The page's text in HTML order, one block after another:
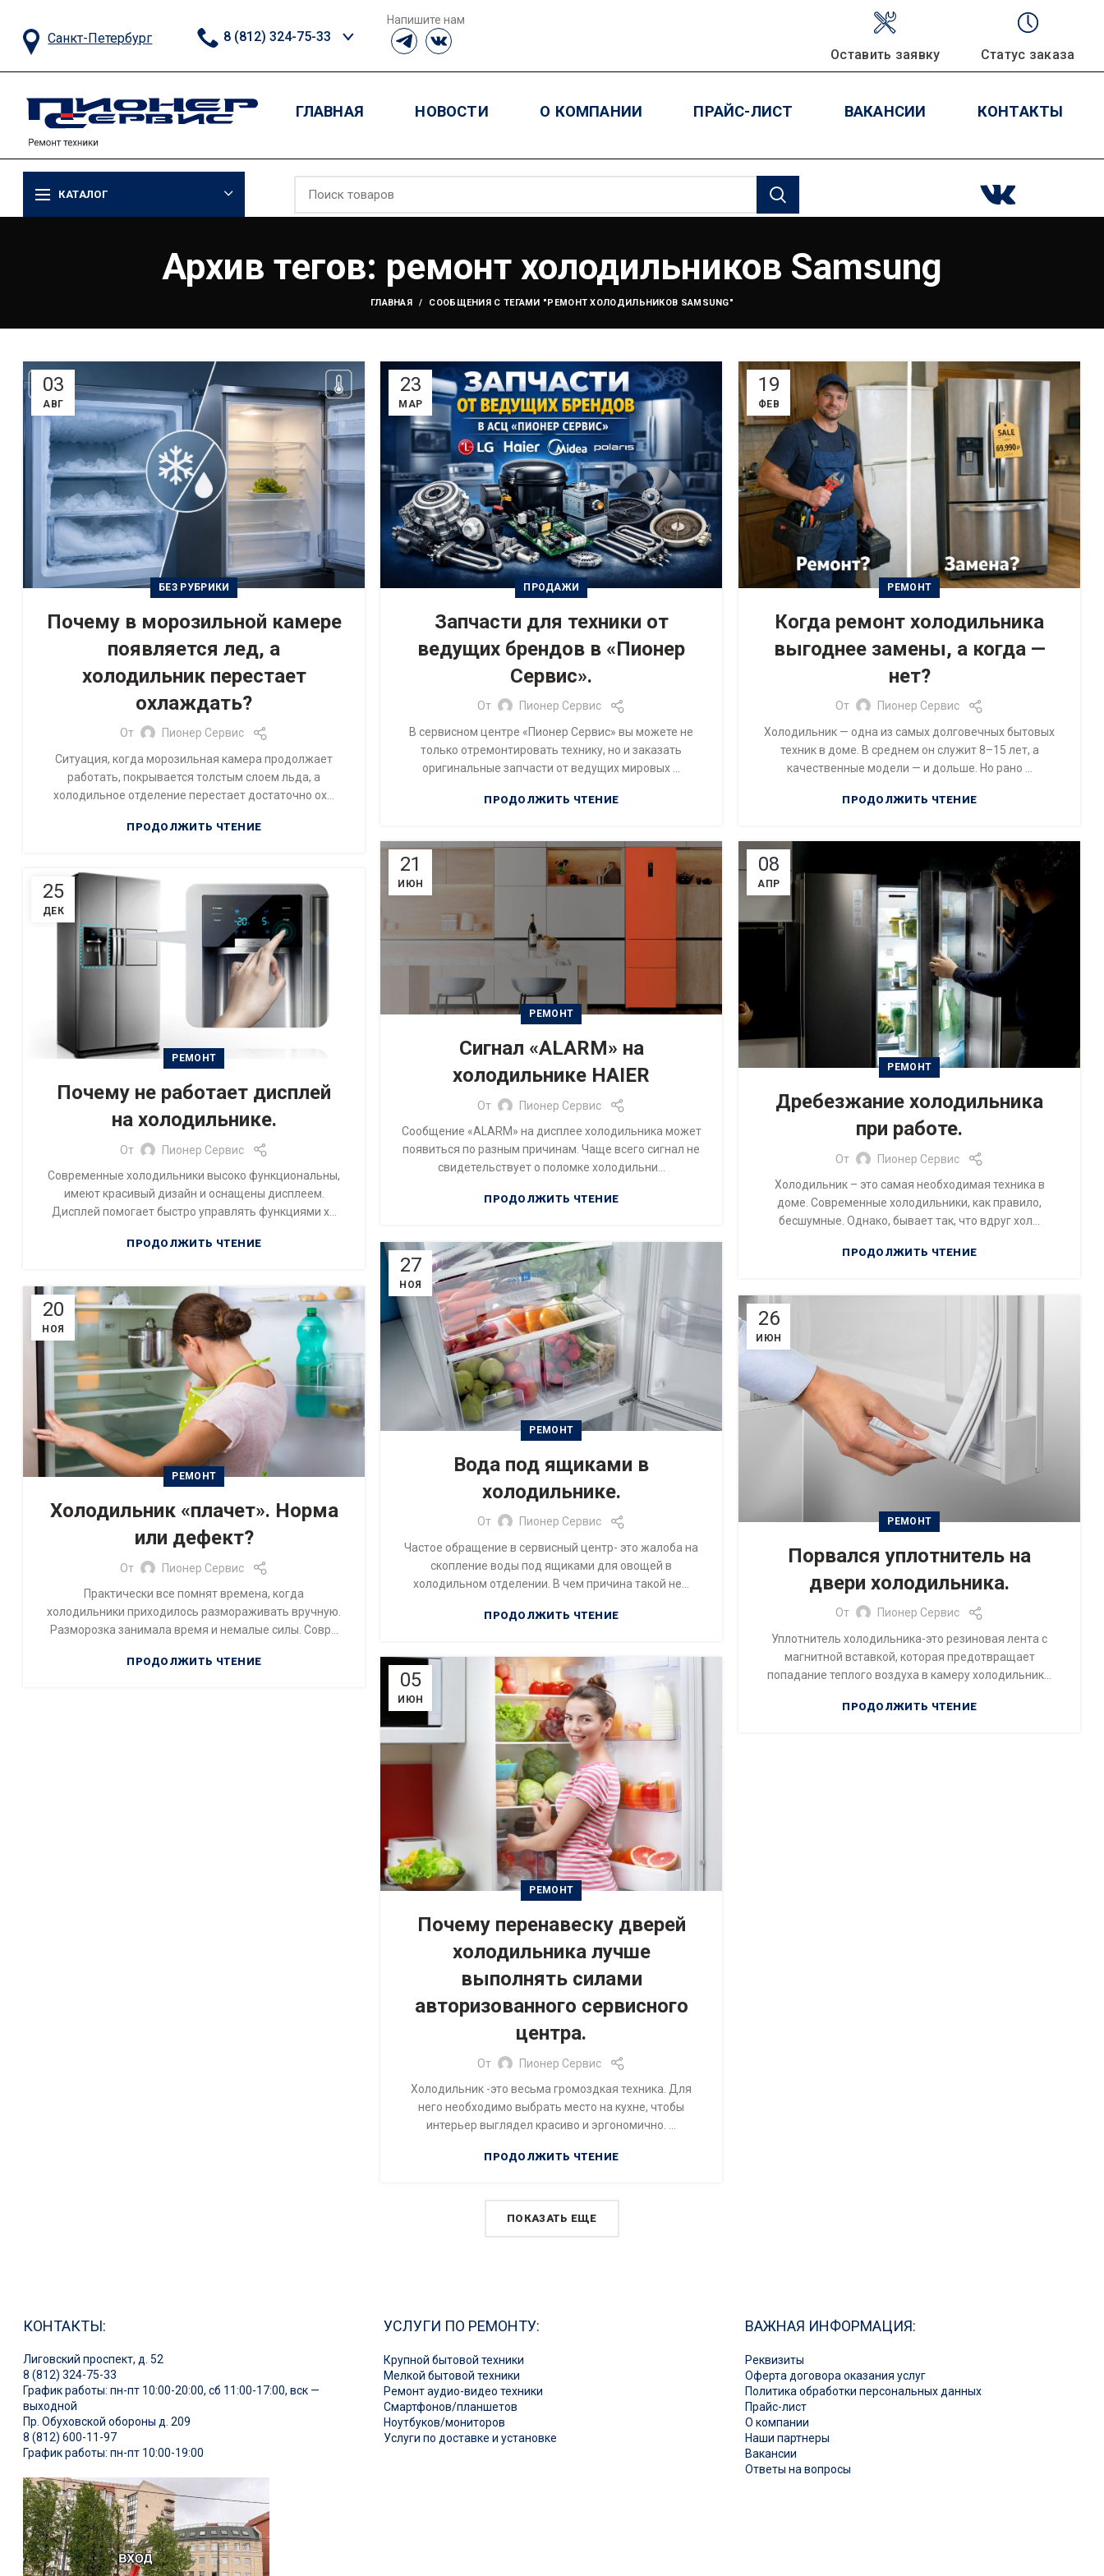
Санкт-Петербург 8 (812) 324-75-33
Напишите нам
Оставить заявку Статус заказа
ГЛАВНАЯ НОВОСТИ О КОМПАНИИ ПРАЙС-ЛИСТ ВАКАНСИИ КОНТАКТЫ
КАТАЛОГ
Архив тегов: ремонт холодильников Samsung
ГЛАВНАЯ СООБЩЕНИЯ С ТЕГАМИ "РЕМОНТ ХОЛОДИЛЬНИКОВ SAMSUNG"
03
АВГ
БЕЗ РУБРИКИ
Почему в морозильной камере
появляется лед, а
холодильник перестает
охлаждать?
От
Пионер Сервис
Ситуация, когда морозильная камера продолжает
работать, покрывается толстым слоем льда, а
холодильное отделение перестает достаточно ох...
ПРОДОЛЖИТЬ ЧТЕНИЕ
23
МАР
ПРОДАЖИ
Запчасти для техники от
ведущих брендов в «Пионер
Сервис».
От
Пионер Сервис
В сервисном центре «Пионер Сервис» вы можете не
только отремонтировать технику, но и заказать
оригинальные запчасти от ведущих мировых ...
ПРОДОЛЖИТЬ ЧТЕНИЕ
19
ФЕВ
РЕМОНТ
Когда ремонт холодильника
выгоднее замены, а когда —
нет?
От
Пионер Сервис
Холодильник — одна из самых долговечных бытовых
техник в доме. В среднем он служит 8–15 лет, а
качественные модели — и дольше. Но рано ...
ПРОДОЛЖИТЬ ЧТЕНИЕ
21
ИЮН
РЕМОНТ
Сигнал «ALARM» на
холодильнике HAIER
От
Пионер Сервис
Сообщение «ALARM» на дисплее холодильника может
появиться по разным причинам. Чаще всего сигнал не
свидетельствует о поломке холодильни...
ПРОДОЛЖИТЬ ЧТЕНИЕ
08
АПР
РЕМОНТ
Дребезжание холодильника
при работе.
От
Пионер Сервис
Холодильник – это самая необходимая техника в
доме. Современные холодильники, как правило,
бесшумные. Однако, бывает так, что вдруг хол...
ПРОДОЛЖИТЬ ЧТЕНИЕ
25
ДЕК
РЕМОНТ
Почему не работает дисплей
на холодильнике.
От
Пионер Сервис
Современные холодильники высоко функциональны,
имеют красивый дизайн и оснащены дисплеем.
Дисплей помогает быстро управлять функциями х...
ПРОДОЛЖИТЬ ЧТЕНИЕ
27
НОЯ
РЕМОНТ
Вода под ящиками в
холодильнике.
От
Пионер Сервис
Частое обращение в сервисный центр- это жалоба на
скопление воды под ящиками для овощей в
холодильном отделении. В чем причина такой не...
ПРОДОЛЖИТЬ ЧТЕНИЕ
20
НОЯ
РЕМОНТ
Холодильник «плачет». Норма
или дефект?
От
Пионер Сервис
Практически все помнят времена, когда
холодильники приходилось размораживать вручную.
Разморозка занимала время и немалые силы. Совр...
ПРОДОЛЖИТЬ ЧТЕНИЕ
26
ИЮН
РЕМОНТ
Порвался уплотнитель на
двери холодильника.
От
Пионер Сервис
Уплотнитель холодильника-это резиновая лента с
магнитной вставкой, которая предотвращает
попадание теплого воздуха в камеру холодильник...
ПРОДОЛЖИТЬ ЧТЕНИЕ
05
ИЮН
РЕМОНТ
Почему перенавеску дверей
холодильника лучше
выполнять силами
авторизованного сервисного
центра.
От
Пионер Сервис
Холодильник -это весьма громоздкая техника. Для
него необходимо выбрать место на кухне, чтобы
интерьер выглядел красиво и эргономично. ...
ПРОДОЛЖИТЬ ЧТЕНИЕ
ПОКАЗАТЬ ЕЩЕ
КОНТАКТЫ:
Лиговский проспект, д. 52
8 (812) 324-75-33
График работы: пн-пт 10:00-20:00, сб 11:00-17:00, вск —
выходной
Пр. Обуховской обороны д. 209
8 (812) 600-11-97
График работы: пн-пт 10:00-19:00
УСЛУГИ ПО РЕМОНТУ:
Крупной бытовой техники
Мелкой бытовой техники
Ремонт аудио-видео техники
Смартфонов/планшетов
Ноутбуков/мониторов
Услуги по доставке и установке
ВАЖНАЯ ИНФОРМАЦИЯ:
Реквизиты
Оферта договора оказания услуг
Политика обработки персональных данных
Прайс-лист
О компании
Наши партнеры
Вакансии
Ответы на вопросы